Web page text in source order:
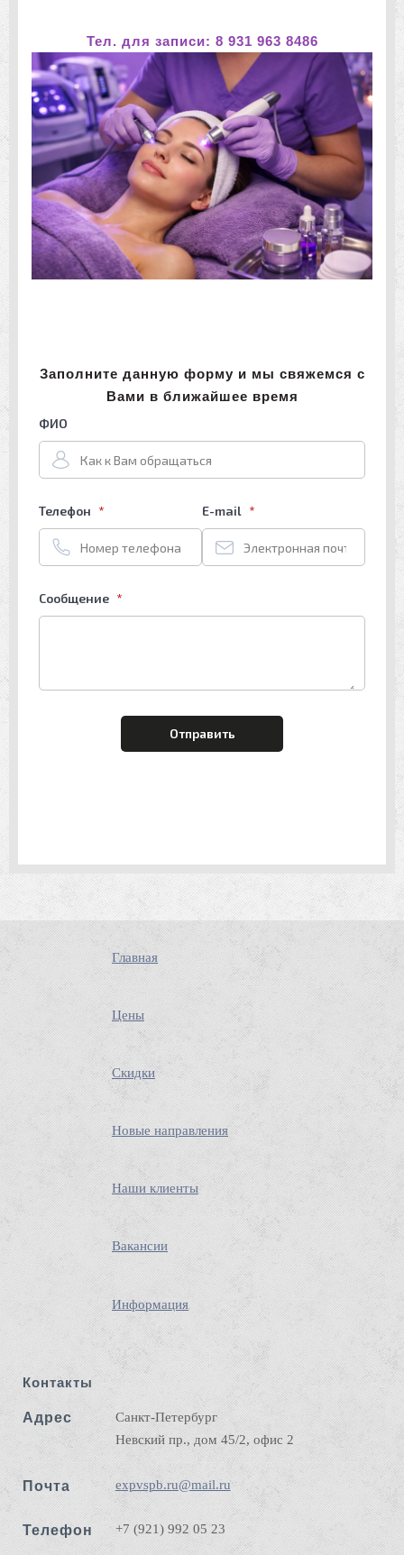
Тел. для записи: 8 931 963 8486
Заполните данную форму и мы свяжемся с
Вами в ближайшее время
ФИО
Телефон E-mail
Сообщение
Главная
Цены
Скидки
Новые направления
Наши клиенты
Вакансии
Информация
Контакты
Адрес
Санкт-Петербург
Невский пр., дом 45/2, офис 2
Почта expvspb.ru@mail.ru
Телефон +7 (921) 992 05 23